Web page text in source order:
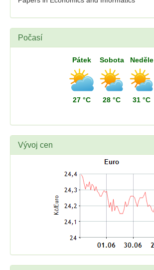
Počasí
Pátek
27 °C
Sobota
28 °C
Neděle
31 °C
Vývoj cen